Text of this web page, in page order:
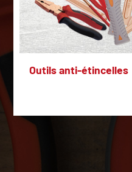
Outils anti-étincelles